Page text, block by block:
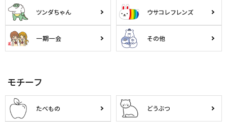
ツンダちゃん ウサコレフレンズ
一期一会 その他
モチーフ
たべもの どうぶつ